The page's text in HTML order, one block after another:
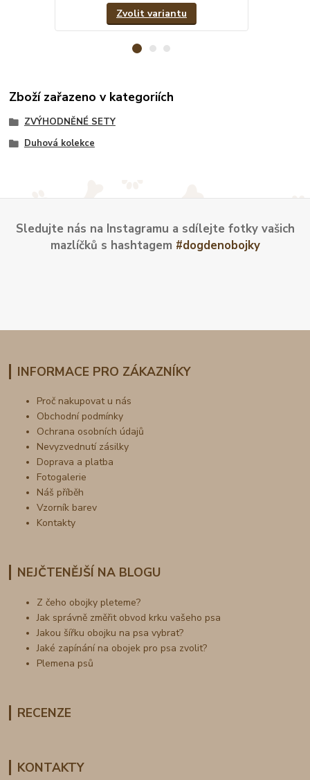
Zvolit variantu
Zboží zařazeno v kategoriích
ZVÝHODNĚNÉ SETY
Duhová kolekce
Sledujte nás na Instagramu a sdílejte fotky vašich
mazlíčků s hashtagem #dogdenobojky
INFORMACE PRO ZÁKAZNÍKY
Proč nakupovat u nás
Obchodní podmínky
Ochrana osobních údajů
Nevyzvednutí zásilky
Doprava a platba
Fotogalerie
Náš příběh
Vzorník barev
Kontakty
NEJČTENĚJŠÍ NA BLOGU
Z čeho obojky pleteme?
Jak správně změřit obvod krku vašeho psa
Jakou šířku obojku na psa vybrat?
Jaké zapínání na obojek pro psa zvolit?
Plemena psů
RECENZE
KONTAKTY